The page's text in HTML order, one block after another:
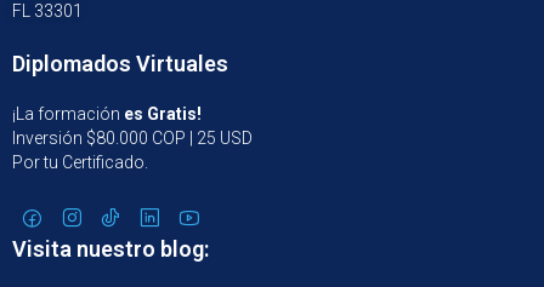
FL 33301
Diplomados Virtuales
¡La formación es Gratis!
Inversión $80.000 COP | 25 USD
Por tu Certificado.
Visita nuestro blog: